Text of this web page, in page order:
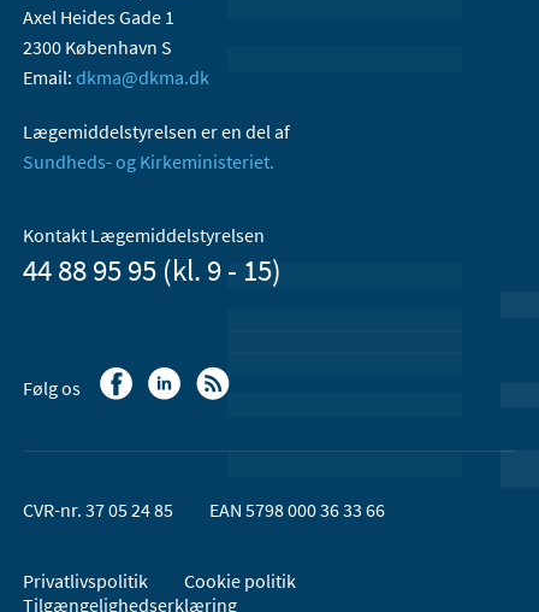
Axel Heides Gade 1
2300 København S
Email: dkma@dkma.dk
Lægemiddelstyrelsen er en del af
Sundheds- og Kirkeministeriet.
Kontakt Lægemiddelstyrelsen
44 88 95 95 (kl. 9 - 15)
Følg os
CVR-nr. 37 05 24 85 EAN 5798 000 36 33 66
Privatlivspolitik
Cookie politik
Tilgængelighedserklæring